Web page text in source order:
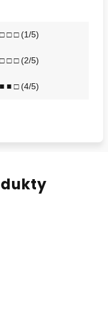
□ □ (1/5)
□ □ (2/5)
■ □ (4/5)